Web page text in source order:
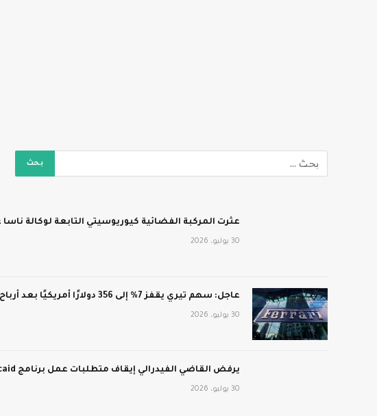
عثرت المركبة الفضائية كيوريوسيتي التابعة لوكالة
30 يوليو، 2026
عاجل: سهم تيري يقفز 7% إلى 356 دولارًا أمريكيًا بعد أرباح فاقت التوقعات: CNN الاقتصادية
30 يوليو، 2026
يرفض القاضي الفيدرالي إيقاف متطلبات عمل برنامج Medicaid في الوقت الحالي
30 يوليو، 2026